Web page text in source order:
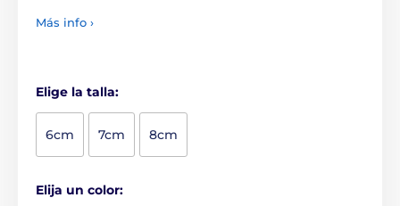
Más info ›
Elige la talla:
6cm 7cm 8cm
Elija un color: